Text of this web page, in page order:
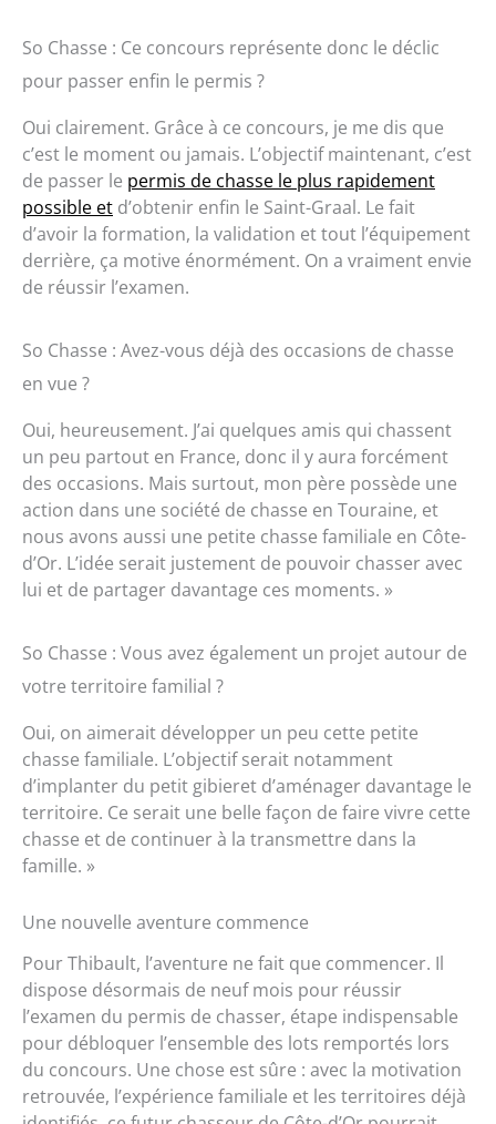
So Chasse : Ce concours représente donc le déclic
pour passer enfin le permis ?
Oui clairement. Grâce à ce concours, je me dis que
c’est le moment ou jamais. L’objectif maintenant, c’est
de passer le permis de chasse le plus rapidement
possible et d’obtenir enfin le Saint-Graal. Le fait
d’avoir la formation, la validation et tout l’équipement
derrière, ça motive énormément. On a vraiment envie
de réussir l’examen.
So Chasse : Avez-vous déjà des occasions de chasse
en vue ?
Oui, heureusement. J’ai quelques amis qui chassent
un peu partout en France, donc il y aura forcément
des occasions. Mais surtout, mon père possède une
action dans une société de chasse en Touraine, et
nous avons aussi une petite chasse familiale en Côte-
d’Or. L’idée serait justement de pouvoir chasser avec
lui et de partager davantage ces moments. »
So Chasse : Vous avez également un projet autour de
votre territoire familial ?
Oui, on aimerait développer un peu cette petite
chasse familiale. L’objectif serait notamment
d’implanter du petit gibieret d’aménager davantage le
territoire. Ce serait une belle façon de faire vivre cette
chasse et de continuer à la transmettre dans la
famille. »
Une nouvelle aventure commence
Pour Thibault, l’aventure ne fait que commencer. Il
dispose désormais de neuf mois pour réussir
l’examen du permis de chasser, étape indispensable
pour débloquer l’ensemble des lots remportés lors
du concours. Une chose est sûre : avec la motivation
retrouvée, l’expérience familiale et les territoires déjà